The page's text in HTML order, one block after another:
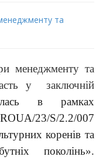
та
менеджменту та
у заключній
в рамках
23/S/2.2/007
коренів та
поколінь».